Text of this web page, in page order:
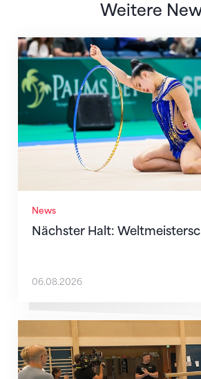
Weitere
News
Nächster Halt:
Nächster Halt: Weltmeisterschaft
06.08.2026
Mit klaren Zielen nach Zagreb